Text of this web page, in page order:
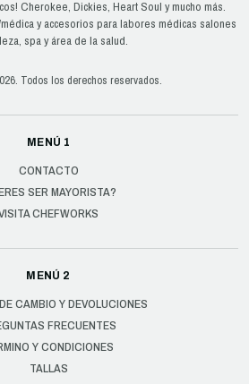
Cherokee, Dickies, Heart Soul y mucho más.
y accesorios para labores médicas salones
spa y área de la salud.
Todos los derechos reservados.
MENÚ 1
CONTACTO
SER MAYORISTA?
CHEFWORKS
MENÚ 2
CAMBIO Y DEVOLUCIONES
FRECUENTES
Y CONDICIONES
TALLAS